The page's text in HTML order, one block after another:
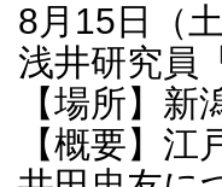
8月15日（土
浅井研究員
【場所】
【概要】